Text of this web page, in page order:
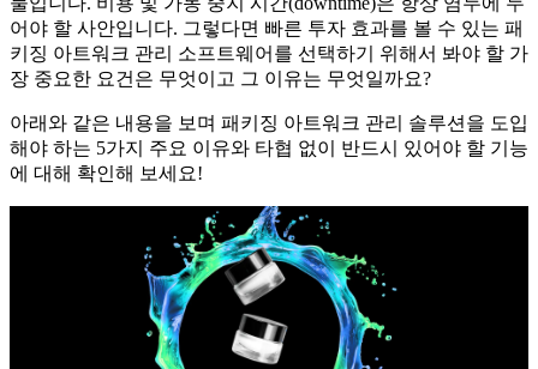
어야 할 사안입니다. 그렇다면 빠른 투자 효과를 볼 수 있는 패
키징 아트워크 관리 소프트웨어를 선택하기 위해서 봐야 할 가
장 중요한 요건은 무엇이고 그 이유는 무엇일까요?
아래와 같은 내용을 보며 패키징 아트워크 관리 솔루션을 도입
해야 하는 5가지 주요 이유와 타협 없이 반드시 있어야 할 기능
에 대해 확인해 보세요!